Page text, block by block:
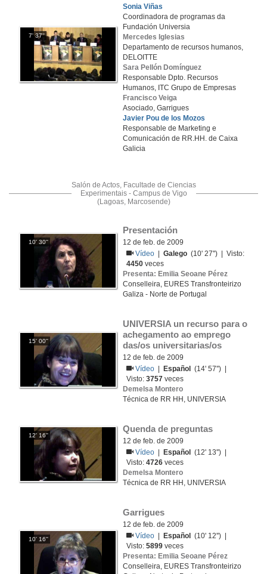
7' 37''
Sonia Viñas
Coordinadora de programas da
Fundación Universia
Mercedes Iglesias
Departamento de recursos humanos,
DELOITTE
Sara Pellón Domínguez
Responsable Dpto. Recursos
Humanos, ITC Grupo de Empresas
Francisco Veiga
Asociado, Garrigues
Javier Pou de los Mozos
Responsable de Marketing e
Comunicación de RR.HH. de Caixa
Galicia
Salón de Actos, Facultade de Ciencias
Experimentais - Campus de Vigo
(Lagoas, Marcosende)
10' 30''
Presentación
12 de feb. de 2009
Vídeo
|Galego (10' 27'') | Visto:
4450 veces
Presenta: Emilia Seoane Pérez
Conselleira, EURES Transfronteirizo
Galiza - Norte de Portugal
15' 00''
UNIVERSIA un recurso para o
achegamento ao emprego
das/os universitarias/os
12 de feb. de 2009
Vídeo
Español
(14' 57'') |
Visto:3757 veces
Demelsa Montero
Técnica de RR HH, UNIVERSIA
12' 16''
Quenda de preguntas
12 de feb. de 2009
Vídeo
Español
(12' 13'') |
Visto:4726 veces
Demelsa Montero
Técnica de RR HH, UNIVERSIA
10' 16''
Garrigues
12 de feb. de 2009
Vídeo
Español
(10' 12'') |
Visto:5899 veces
Presenta: Emilia Seoane Pérez
Conselleira, EURES Transfronteirizo